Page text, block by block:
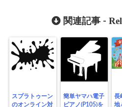
関連記事 -
スプラトゥーン
のオンライン対
簡単ヤマハ電子
ピアノ(P105)を
長
地